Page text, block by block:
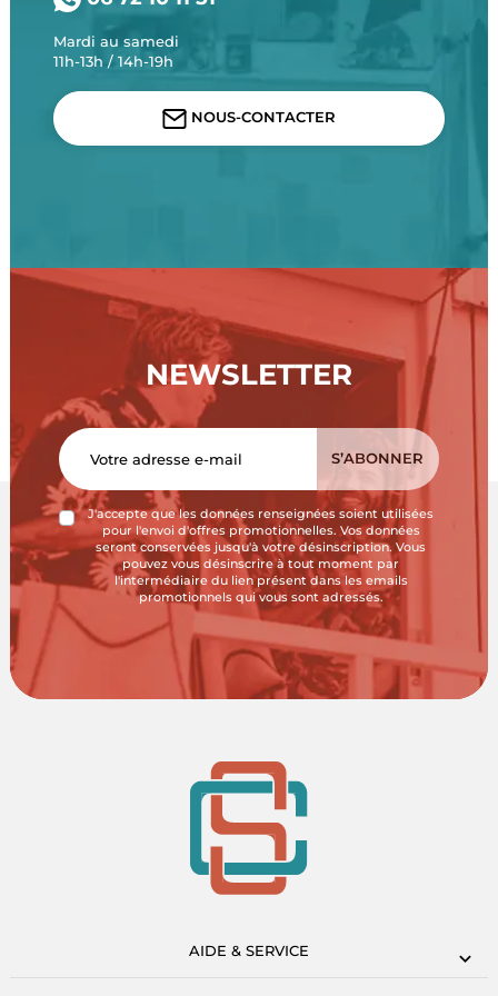
Mardi au samedi
11h-13h / 14h-19h
NOUS-CONTACTER
NEWSLETTER
J'accepte que les données renseignées soient utilisées
pour l'envoi d'offres promotionnelles. Vos données
seront conservées jusqu'à votre désinscription. Vous
pouvez vous désinscrire à tout moment par
l'intermédiaire du lien présent dans les emails
promotionnels qui vous sont adressés.
AIDE & SERVICE